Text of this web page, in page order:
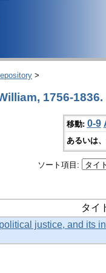
>
1756-1836.
移動: 0-9
あるいは
ソート項目:
タイ
justice, and its